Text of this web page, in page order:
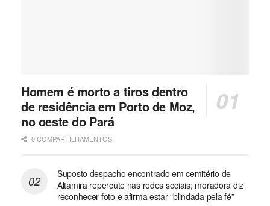
Homem é morto a tiros dentro
de residência em Porto de Moz,
no oeste do Pará
0 COMPARTILHAMENTOS
Suposto despacho encontrado em cemitério de
Altamira repercute nas redes sociais; moradora diz
reconhecer foto e afirma estar “blindada pela fé”